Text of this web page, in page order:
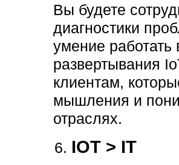
Вы будете
диагностики
умение работать
развертывания
клиентам,
мышления и
отраслях.
IOT > IT